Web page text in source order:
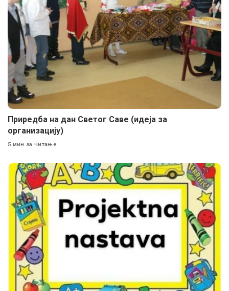
Приредба на дан Светог Саве (идеја за
организацију)
5 мин за читање